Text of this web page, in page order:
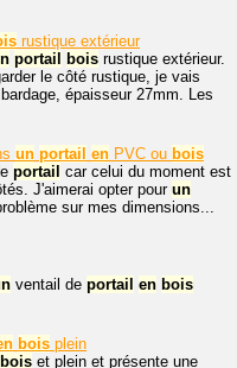
rustique extérieur
portail bois rustique extérieur.
le côté rustique, je vais
épaisseur 27mm. Les
un portail en PVC ou bois
portail car celui du moment est
J'aimerai opter pourun
sur mes dimensions...
ventail de portail en bois
bois plein
bois et plein et présente une